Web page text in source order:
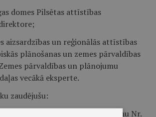
domes Pilsētas attīstības
aizsardzības un reģionālās attīstības
plānošanas un zemes pārvaldības
pārvaldības un plānojumu
vecākā eksperte.
zaudējušu:
2013. gada 16. jūlija rīkojumu Nr.